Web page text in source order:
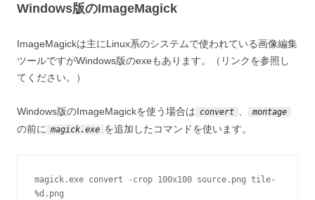
Windows版のImageMagick
ImageMagickは主にLinux系のシステムで使われている画像編集
ツールですがWindows版のexeもあります。（リンクを参照し
てください。）
Windows版のImageMagickを使う場合は convert 、 montage
の前に magick.exe を追加したコマンドを使います。
magick.exe convert -crop 100x100 source.png tile-
%d.png